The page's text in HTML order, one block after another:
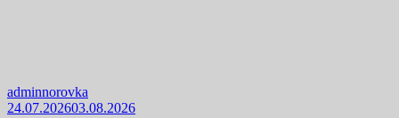
adminnorovka
24.07.202603.08.2026